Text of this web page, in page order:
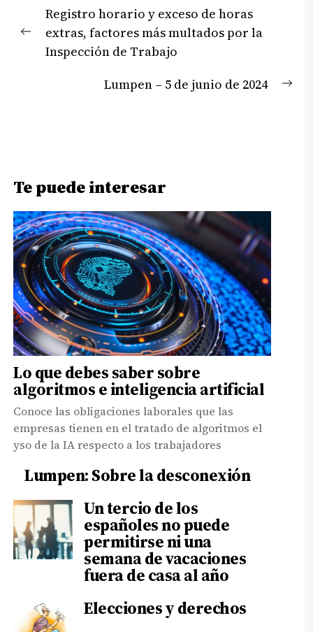
de
entradas
Previous
post:
Registro horario y exceso de horas
extras, factores más multados por la
Inspección de Trabajo
Lumpen – 5 de junio de 2024
Te puede interesar
Lo que debes saber sobre
algoritmos e inteligencia artificial
Conoce las obligaciones laborales que las
empresas tienen en el tratado de algoritmos el
yso de la IA respecto a los trabajadores
Lumpen: Sobre la desconexión
Un tercio de los
españoles no puede
permitirse ni una
semana de vacaciones
fuera de casa al año
Elecciones y derechos